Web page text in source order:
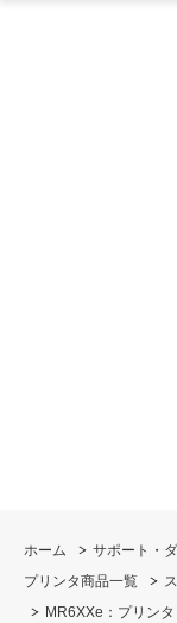
ホーム サポート・
プリンタ商品一覧
MR6XXe：プリン